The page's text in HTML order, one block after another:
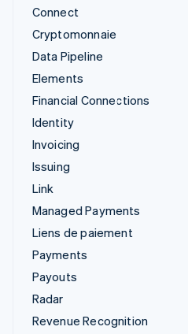
Connect
Cryptomonnaie
Data Pipeline
Elements
Financial Connections
Identity
Invoicing
Issuing
Link
Managed Payments
Liens de paiement
Payments
Payouts
Radar
Revenue Recognition